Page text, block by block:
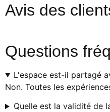
Avis des
Questions
L'espace est-il partagé
Non. Toutes les
Quelle est la validité de